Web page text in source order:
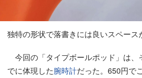
独特の形状で落書きには良いスペース
今回の「タイプボールポッド」は、
でに体現した腕時計だった。650円で